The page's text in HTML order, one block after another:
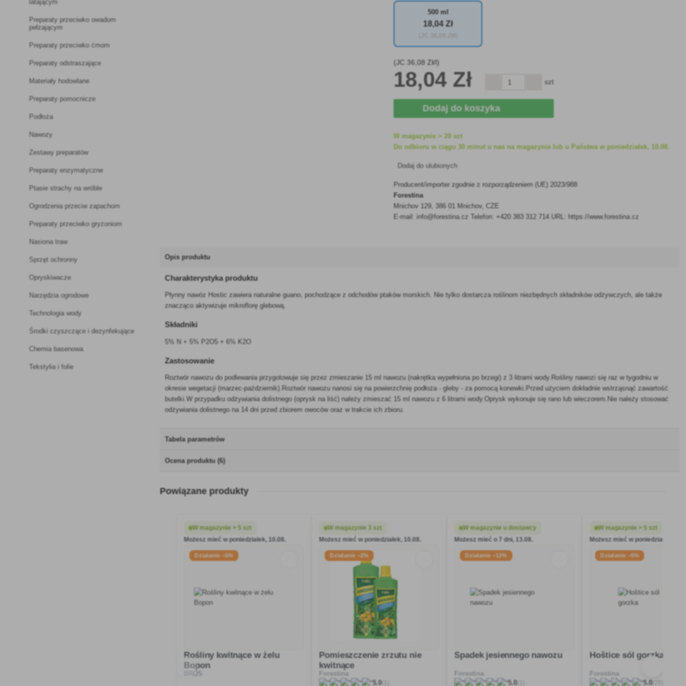
latającym
Preparaty przeciwko owadom
pełzającym
Preparaty przeciwko ćmom
Preparaty odstraszające
Materiały hodowlane
Preparaty pomocnicze
Podłoża
Nawozy
Zestawy preparatów
Preparaty enzymatyczne
Ptasie strachy na wróble
Ogrodzenia przeciw zapachom
Preparaty przeciwko gryzoniom
Nasiona traw
Sprzęt ochronny
Opryskiwacze
Narzędzia ogrodowe
Technologia wody
Środki czyszczące i dezynfekujące
Chemia basenowa
Tekstylia i folie
500 ml
18,04 Zł
(JC 36,08 Zł/l)
18,04 Zł szt
Dodaj do koszyka
W magazynie > 20 szt
Do odbioru w ciągu 30 minut u nas na magazynie lub u Państwa w poniedziałek, 10.08.
Dodaj do ulubionych
Producent/importer zgodnie z rozporządzeniem (UE) 2023/988
Forestina
Mnichov 129, 386 01 Mnichov, CZE
E-mail: info@forestina.cz Telefon: +420 383 312 714 URL: https://www.forestina.cz
Opis produktu
Charakterystyka produktu
Płynny nawóz Hostic zawiera naturalne guano, pochodzące z odchodów ptaków morskich. Nie tylko dostarcza roślinom niezbędnych składników odżywczych, ale także
znacząco aktywizuje mikroflorę glebową.
Składniki
5% N + 5% P2O5 + 6% K2O
Zastosowanie
Roztwór nawozu do podlewania przygotowuje się przez zmieszanie 15 ml nawozu (nakrętka wypełniona po brzegi) z 3 litrami wody.Rośliny nawozi się raz w tygodniu w
okresie wegetacji (marzec-październik).Roztwór nawozu nanosi się na powierzchnię podłoża - gleby - za pomocą konewki.Przed użyciem dokładnie wstrząsnąć zawartość
butelki.W przypadku odżywiania dolistnego (oprysk na liść) należy zmieszać 15 ml nawozu z 6 litrami wody.Oprysk wykonuje się rano lub wieczorem.Nie należy stosować
odżywiania dolistnego na 14 dni przed zbiorem owoców oraz w trakcie ich zbioru.
Tabela parametrów
Ocena produktu (6)
Powiązane produkty
W magazynie > 5 szt
Możesz mieć w poniedziałek, 10.08.
Działanie −5%
Rośliny kwitnące w żelu
Bopon
BROS
W magazynie 3 szt
Możesz mieć w poniedziałek, 10.08.
Działanie −2%
Pomieszczenie zrzutu nie
kwitnące
Forestina
5.0(1)
W magazynie u dostawcy
Możesz mieć o 7 dni, 13.08.
Działanie −12%
Spadek jesiennego nawozu
Forestina
5.0(1)
W magazynie > 5 szt
Możesz mieć w poniedziałek,
Działanie −5%
Hoštice sól gorzka
Forestina
5.0(25)